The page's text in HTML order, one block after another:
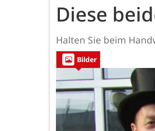
Diese
Halten Sie beim
Bilder